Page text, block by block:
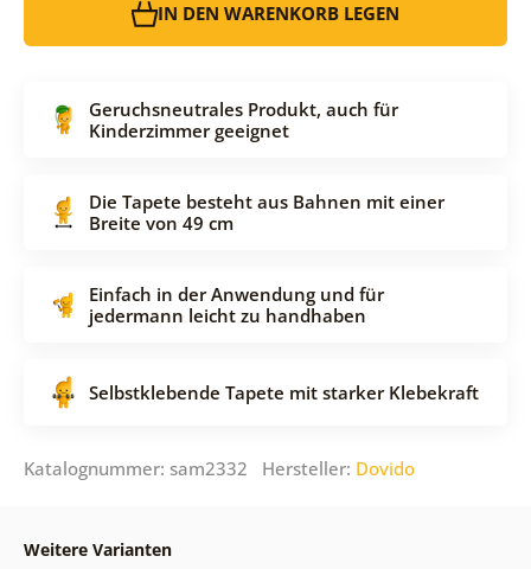
IN DEN WARENKORB LEGEN
Geruchsneutrales Produkt, auch für
Kinderzimmer geeignet
Die Tapete besteht aus Bahnen mit einer
Breite von 49 cm
Einfach in der Anwendung und für
jedermann leicht zu handhaben
Selbstklebende Tapete mit starker Klebekraft
Katalognummer: sam2332 Hersteller: Dovido
Weitere Varianten